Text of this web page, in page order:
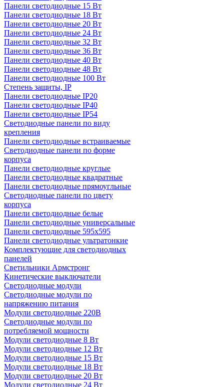
Панели светодиодные 15 Вт
Панели светодиодные 18 Вт
Панели светодиодные 20 Вт
Панели светодиодные 24 Вт
Панели светодиодные 32 Вт
Панели светодиодные 36 Вт
Панели светодиодные 40 Вт
Панели светодиодные 48 Вт
Панели светодиодные 100 Вт
Степень защиты, IP
Панели светодиодные IP20
Панели светодиодные IP40
Панели светодиодные IP54
Светодиодные панели по виду
крепления
Панели светодиодные встраиваемые
Светодиодные панели по форме
корпуса
Панели светодиодные круглые
Панели светодиодные квадратные
Панели светодиодные прямоугльные
Светодиодные панели по цвету
корпуса
Панели светодиодные белые
Панели светодиодные универсальные
Панели светодиодные 595х595
Панели светодиодные ультратонкие
Комплектующие для светодиодных
панелей
Светильники Армстронг
Кинетические выключатели
Светодиодные модули
Светодиодные модули по
напряжению питания
Модули светодиодные 220В
Светодиодные модули по
потребляемой мощности
Модули светодиодные 8 Вт
Модули светодиодные 12 Вт
Модули светодиодные 15 Вт
Модули светодиодные 18 Вт
Модули светодиодные 20 Вт
Модули светодиодные 24 Вт